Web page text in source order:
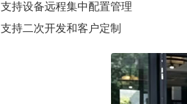
支持设备远程集中配置管理
支持二次开发和客户定制